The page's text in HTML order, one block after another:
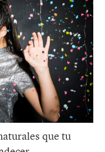
que tu